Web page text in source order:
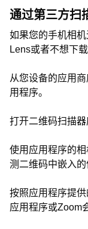
通过第三方扫
如果您的手机相
Lens或者不想下
从您设备的应用
用程序。
打开二维码扫描器
使用应用程序的
测二维码中嵌入的
按照应用程序提
应用程序或Zoom